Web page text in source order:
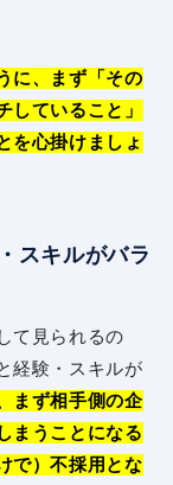
に、まず「その
ていること」
を心掛けましょ
スキルがバラ
て見られるの
経験・スキルが
まず相手側の企
まうことになる
で）不採用とな